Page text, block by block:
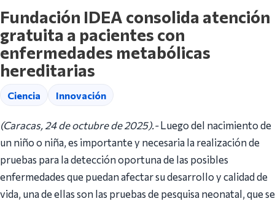
Fundación IDEA consolida atención
gratuita a pacientes con
enfermedades metabólicas
hereditarias
Ciencia Innovación
(Caracas, 24 de octubre de 2025).-Luego del nacimiento de
un niño o niña, es importante y necesaria la realización de
pruebas para la detección oportuna de las posibles
enfermedades que puedan afectar su desarrollo y calidad de
vida, una de ellas son las pruebas de pesquisa neonatal, que se